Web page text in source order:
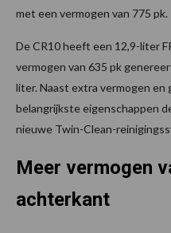
met een vermogen van 775 pk.
De CR10 heeft een 12,9-liter
vermogen van 635 pk
liter. Naast extra vermogen en
belangrijkste eigenschappen
nieuwe Twin-Clean-
Meer vermogen
achterkant